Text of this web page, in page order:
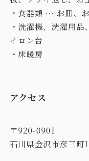
・食器類 … お皿、
・洗濯機、洗濯用
イロン台
アクセス
〒920-0901
石川県金沢市彦三町